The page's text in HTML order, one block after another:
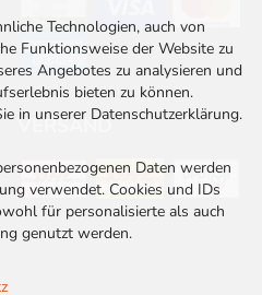
Technologien, auch von
Funktionsweise der Website zu
Angebotes zu analysieren und
bieten zu können.
in unserer Datenschutzerklärung.
Daten werden
verwendet. Cookies und IDs
für personalisierte als auch
genutzt werden.
VERSAND